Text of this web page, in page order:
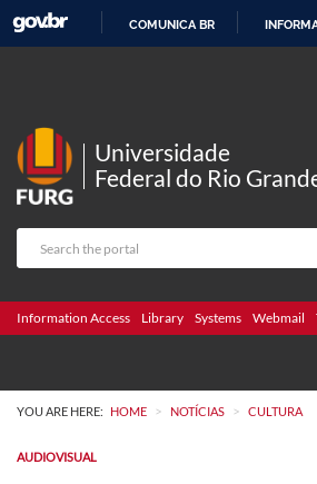
COMUNICA BR
Universidade
Federal do Rio
Information Access Library Systems Webmail
YOU ARE HERE: HOME > NOTÍCIAS > CULTURA
AUDIOVISUAL